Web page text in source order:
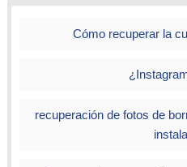
Cómo recuperar la
recuperación de fotos de